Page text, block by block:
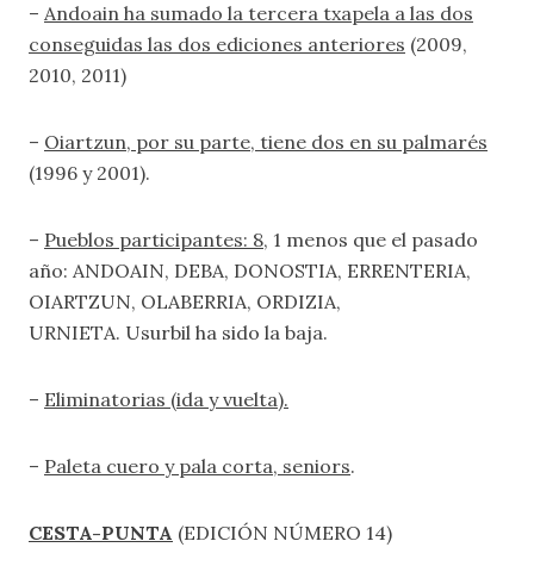
– Andoain ha sumado la tercera txapela a las dos
conseguidas las dos ediciones anteriores (2009,
2010, 2011)
– Oiartzun, por su parte, tiene dos en su palmarés
(1996 y 2001).
– Pueblos participantes: 8, 1 menos que el pasado
año: ANDOAIN, DEBA, DONOSTIA, ERRENTERIA,
OIARTZUN, OLABERRIA, ORDIZIA,
URNIETA. Usurbil ha sido la baja.
– Eliminatorias (ida y vuelta).
– Paleta cuero y pala corta, seniors.
CESTA-PUNTA (EDICIÓN NÚMERO 14)